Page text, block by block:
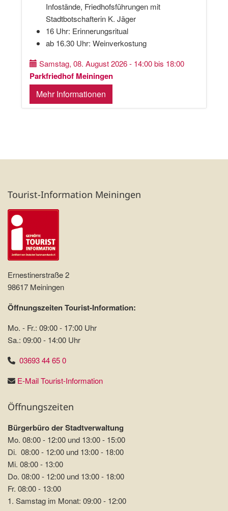
Infostände, Friedhofsführungen mit
Stadtbotschafterin K. Jäger
16 Uhr: Erinnerungsritual
ab 16.30 Uhr: Weinverkostung
Samstag, 08. August 2026 - 14:00 bis 18:00
Parkfriedhof Meiningen
Mehr Informationen
Tourist-Information Meiningen
Ernestinerstraße 2
98617 Meiningen
Öffnungszeiten Tourist-Information:
Mo. - Fr.: 09:00 - 17:00 Uhr
Sa.: 09:00 - 14:00 Uhr
03693 44 65 0
E-Mail Tourist-Information
Öffnungszeiten
Bürgerbüro der Stadtverwaltung
Mo. 08:00 - 12:00 und 13:00 - 15:00
Di. 08:00 - 12:00 und 13:00 - 18:00
Mi. 08:00 - 13:00
Do. 08:00 - 12:00 und 13:00 - 18:00
Fr. 08:00 - 13:00
1. Samstag im Monat: 09:00 - 12:00